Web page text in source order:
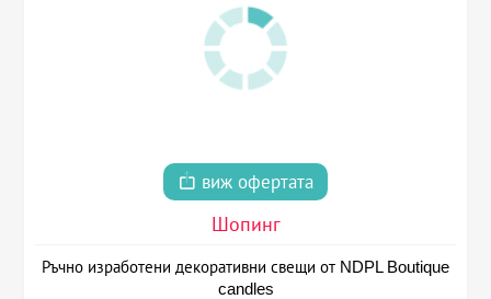
виж офертата
Шопинг
Ръчно изработени декоративни свещи от NDPL Boutique
candles